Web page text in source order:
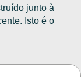
junto à
Isto é o